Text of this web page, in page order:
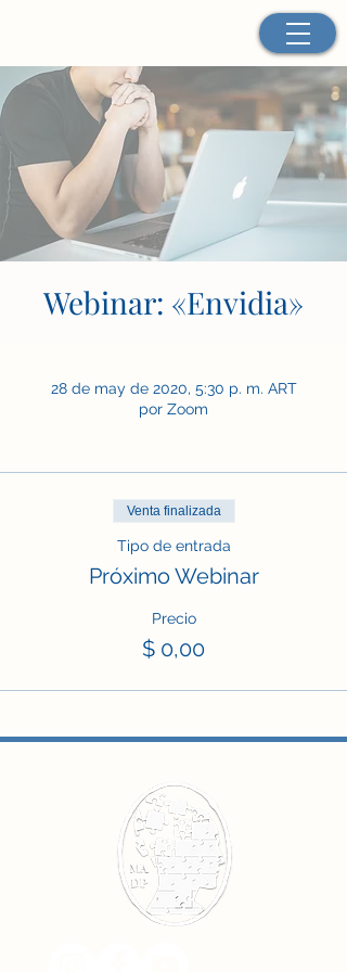
Webinar: «Envidia»
28 de may de 2020, 5:30 p. m. ART
por Zoom
Venta finalizada
Tipo de entrada
Próximo Webinar
Precio
$ 0,00